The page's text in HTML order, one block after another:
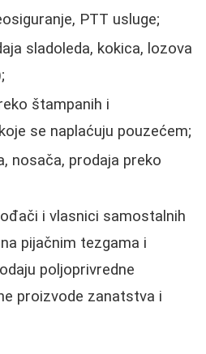
PTT usluge;
sladoleda, kokica, lozova
štampanih i
se naplaćuju pouzećem;
nosača, prodaja preko
i vlasnici samostalnih
pijačnim tezgama i
poljoprivredne
proizvode zanatstva i